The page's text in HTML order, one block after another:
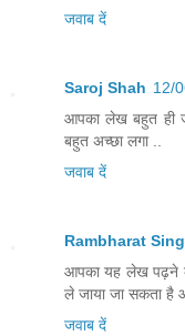
जवाब दें
Saroj Shah 12/
आपका लेख बहुत ही
बहुत अच्छा लगा ..
जवाब दें
Rambharat
आपका यह लेख पढ़ने
ले जाया जा सकता है
जवाब दें